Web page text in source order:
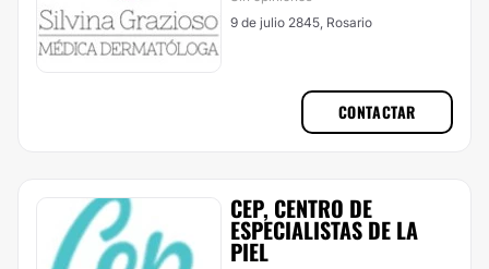
9 de julio 2845, Rosario
CONTACTAR
CEP, CENTRO DE
ESPECIALISTAS DE LA
PIEL